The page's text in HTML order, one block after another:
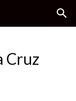
Cruz